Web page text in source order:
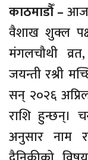
काठमाडौँ –आज
वैशाख शुक्ल
मंगलचौथी
जयन्ती रश्री
सन् २०२६
राशि हुन्छन्।
अनुसार नाम